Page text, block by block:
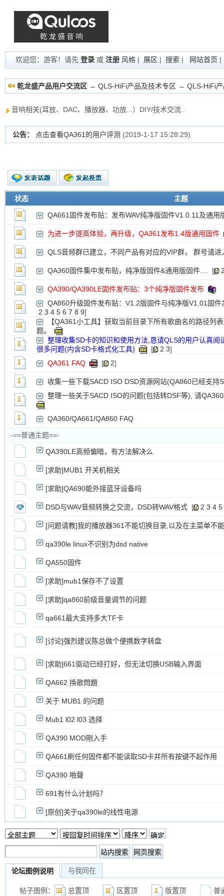
欢迎您：游客！请先 登录 或 注册 风格 | 展区 | 搜索 | 网站首页
乾龙盛产品用户交流区 → QLS-HiFi产品及技术专区 → QLS-HiFi
音响相关(耳放、DAC、播放器、功放...）DIY/技术交流..
公告： QA390的用户评价，能搭哪些耳机? 声音怎么样？(2019-11-
新的主题
投票帖
交易帖
状态 主题
QA661固件发布贴：发布WAV纯净版固件V1.0.11及通用
为进一步提高体验，再升级，QA361发布1.4版通用固件
QLS音频群已建立，不同产品有对应的VIP群， 群号请进
QA360固件集中发布贴，纯净版固件&通用版固件.... [
QA390/QA390LE固件发布贴：3个纯净版固件发布
QA860升级固件发布贴：V1.2版固件与纯净版V1.01固
2 3 4 5 6 7 8 9]
【QA361小工具】获取当前目录下所有歌曲名的路径列
题。
整理收集SD卡的知识和使用方法,恳请QLS的用户认真阅
很多问题(内含SD卡格式化工具)
[ 2 3]
QA361 FAQ
[ 2]
收集一些下载SACD ISO DSD资源网站(QA860已经支持
整理一些关于SACD ISO的问题(包括转DSF等), 请
QA360/QA661/QA860 FAQ
-==普通主题==-
QA390LE高频偏暗，有方法解决么
[求助]MUB1 开关机相关
[求助]QA690能外接蓝牙设备吗
DSD与WAV音频转换之交流，DSD转WAV格式 [ 2 3 4 5
[问题请教]我的播放器361不能切换目录,以及在主菜单不
qa390le linux不识别为dsd native
QA550固件
[求助]mub1保存不了设置
[求助]qa860前级音量调节的问题
qa661最大支持多大TF卡
[讨论]强烈建议陈总做个便携数字转盘
[求助]661驱动已经打好，但无法切换USB输入界面
QA662 換歌問題
关于 MUB1 的问题
Mub1 l02 l03 选择
QA390 MOD剛入手
QA661刷任何固件都不能读取SD卡并所有按键不起作用
QA390 啪聲
691有什么计划吗？
[原创]关于qa390le的线性电源
论坛图例说明 与我同在
帖子图例： 总置顶 区置顶 版置顶